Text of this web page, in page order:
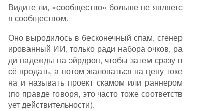
Видите ли, «сообщество» больше не являетс
я сообществом.
Оно выродилось в бесконечный спам, сгенер
ированный ИИ, только ради набора очков, ра
ди надежды на эйрдроп, чтобы затем сразу в
сё продать, а потом жаловаться на цену токе
на и называть проект скамом или раннером
(по правде говоря, это часто тоже соответств
ует действительности).